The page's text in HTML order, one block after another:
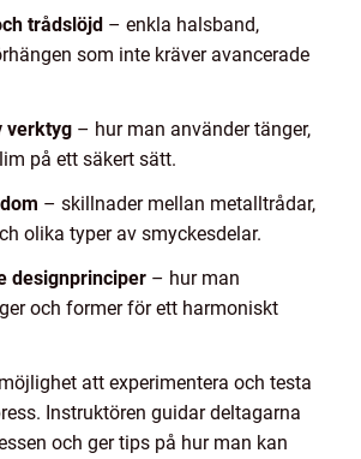
trådslöjd – enkla halsband,
som inte kräver avancerade
verktyg – hur man använder tänger,
på ett säkert sätt.
– skillnader mellan metalltrådar,
olika typer av smyckesdelar.
designprinciper – hur man
och former för ett harmoniskt
att experimentera och testa
Instruktören guidar deltagarna
och ger tips på hur man kan